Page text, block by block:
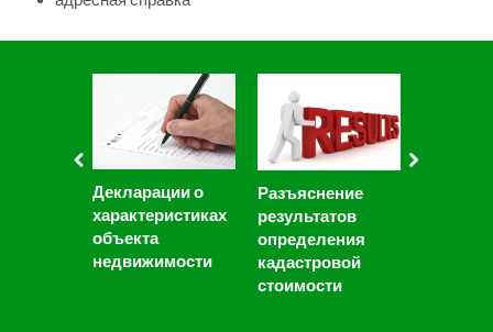
Декларации о
характеристиках
объекта
недвижимости
Разъяснение
результатов
определения
кадастровой
стоимости